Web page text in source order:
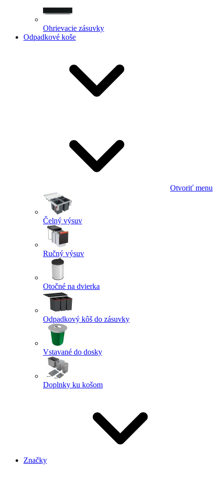
Ohrievacie zásuvky
Odpadkové koše
Otvoriť menu
Čelný výsuv
Ručný výsuv
Otočné na dvierka
Odpadkový kôš do zásuvky
Vstavané do dosky
Doplnky ku košom
Značky